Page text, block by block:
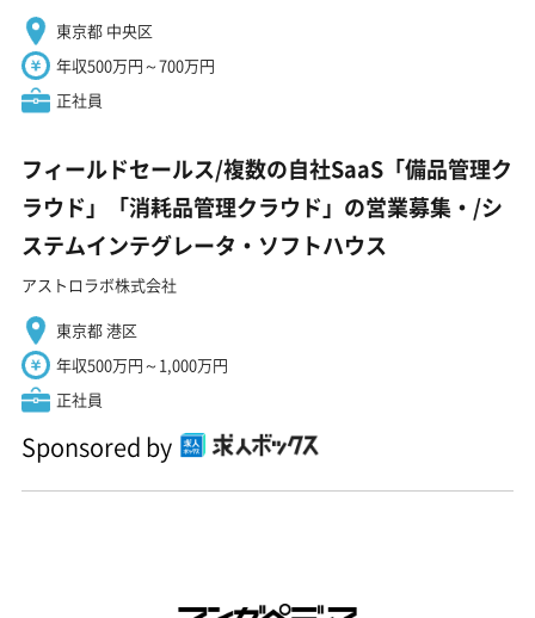
東京都 中央区
年収500万円～700万円
正社員
フィールドセールス/複数の自社SaaS「備品管理ク
ラウド」「消耗品管理クラウド」の営業募集・/シ
ステムインテグレータ・ソフトハウス
アストロラボ株式会社
東京都 港区
年収500万円～1,000万円
正社員
Sponsored by